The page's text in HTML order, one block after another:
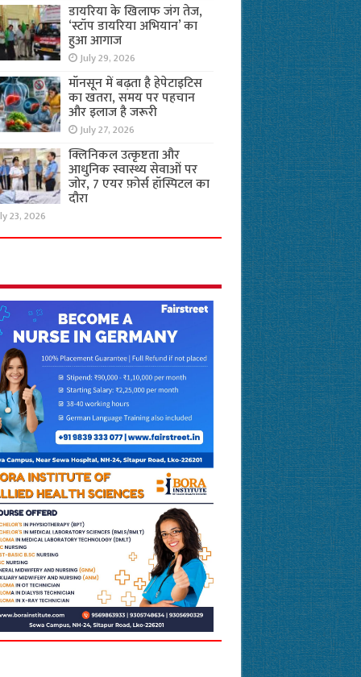
डायरिया के खिलाफ जंग तेज,
‘स्टॉप डायरिया अभियान’ का
हुआ आगाज
July 29, 2026
मॉनसून में बढ़ता है हेपेटाइटिस
का खतरा, समय पर पहचान
और इलाज है जरूरी
July 27, 2026
क्लिनिकल उत्कृष्टता और
आधुनिक स्वास्थ्य सेवाओं पर
जोर, 7 एयर फ़ोर्स हॉस्पिटल का
दौरा
23, 2026